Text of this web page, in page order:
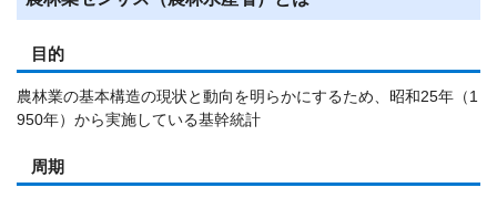
目的
農林業の基本構造の現状と動向を明らかにするため、昭和25年（1
950年）から実施している基幹統計
周期